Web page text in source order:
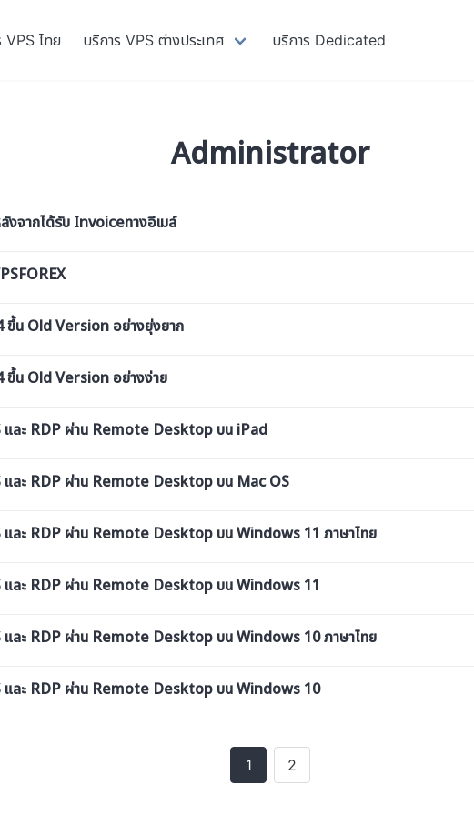
VPS ไทย บริการ VPS ต่างประเทศ บริการ Dedicated
Administrator
งจากได้รับ Invoiceทางอีเมล์
ขึ้น Old Version อย่างยุ่งยาก
ขึ้น Old Version อย่างง่าย
และ RDP ผ่าน Remote Desktop บน iPad
และ RDP ผ่าน Remote Desktop บน Mac OS
และ RDP ผ่าน Remote Desktop บน Windows 11 ภาษาไทย
และ RDP ผ่าน Remote Desktop บน Windows 11
และ RDP ผ่าน Remote Desktop บน Windows 10 ภาษาไทย
และ RDP ผ่าน Remote Desktop บน Windows 10
1 2